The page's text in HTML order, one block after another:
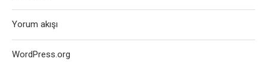
Yorum akışı
WordPress.org